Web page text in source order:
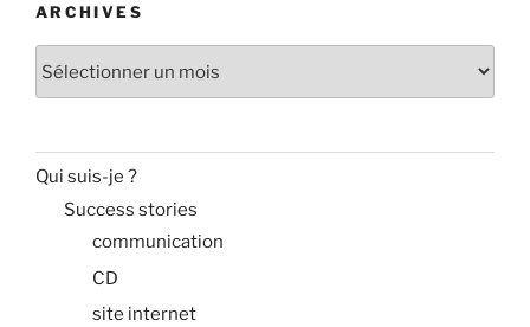
ARCHIVES
Qui suis-je ?
Success stories
communication
CD
site internet